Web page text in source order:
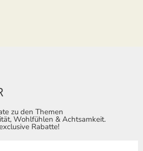
zu den Themen
Wohlfühlen & Achtsamkeit.
Rabatte!